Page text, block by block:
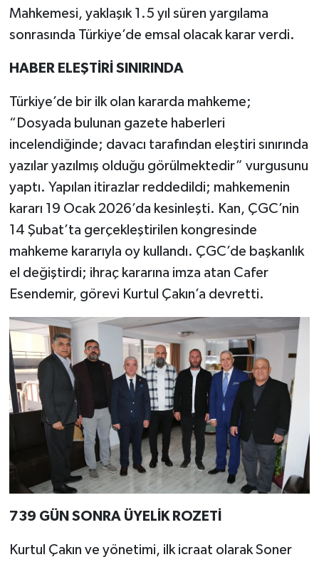
Mahkemesi, yaklaşık 1.5 yıl süren yargılama
sonrasında Türkiye’de emsal olacak karar verdi.
HABER ELEŞTİRİ SINIRINDA
Türkiye’de bir ilk olan kararda mahkeme;
“Dosyada bulunan gazete haberleri
incelendiğinde; davacı tarafından eleştiri sınırında
yazılar yazılmış olduğu görülmektedir” vurgusunu
yaptı. Yapılan itirazlar reddedildi; mahkemenin
kararı 19 Ocak 2026’da kesinleşti. Kan, ÇGC’nin
14 Şubat’ta gerçekleştirilen kongresinde
mahkeme kararıyla oy kullandı. ÇGC’de başkanlık
el değiştirdi; ihraç kararına imza atan Cafer
Esendemir, görevi Kurtul Çakın’a devretti.
739 GÜN SONRA ÜYELİK ROZETİ
Kurtul Çakın ve yönetimi, ilk icraat olarak Soner